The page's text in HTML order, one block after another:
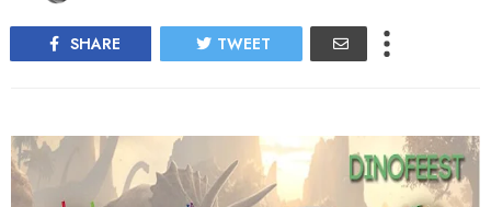
SHARE TWEET